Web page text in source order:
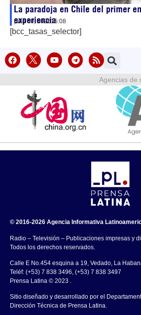
La paradoja en Chile del primer
experiencia
julio 30, 202615:08
[bcc_tasas_selector]
Agencias de
© 2016-2026 Agencia Informativa
Radio – Televisión – Publicaciones impresas y
Todos los derechos reservados.
Calle E No.454 esquina a 19, Vedado, La
Teléf: (+53) 7 838 3496, (+53) 7 838 3497
Prensa Latina © 2023 .
Sitio diseñado y desarrollado por el
Dirección Técnica de Prensa Latina.